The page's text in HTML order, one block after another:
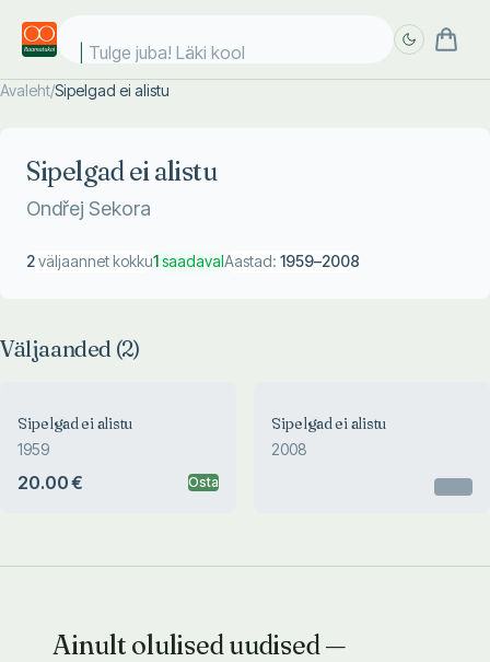
Tulge juba! Läki kooli
Avaleht/Sipelgad ei alistu
Sipelgad ei alistu
Ondřej Sekora
2väljaannet kokku1saadavalAastad: 1959–2008
Väljaanded (2)
Sipelgad ei alistu
1959
20.00 € Osta
Sipelgad ei alistu
2008
Ainult olulised uudised —